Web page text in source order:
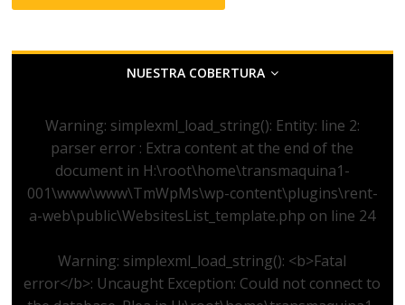
NUESTRA COBERTURA
Warning: simplexml_load_string(): Entity: line 2:
parser error : Extra content at the end of the
document in H:\root\home\transmaquina1-
001\www\www\TmWpMs\wp-content\plugins\rent-
a-web\public\WebsitesList_template.php on line 24
Warning: simplexml_load_string(): <b>Fatal
error</b>: Uncaught Exception: Could not connect to